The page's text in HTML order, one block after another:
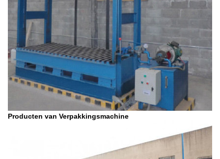
Producten van Verpakkingsmachine